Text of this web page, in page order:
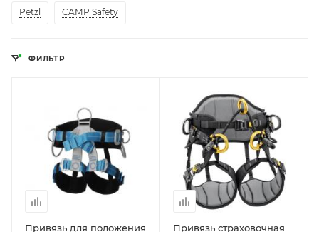
Petzl CAMP Safety
ФИЛЬТР
Привязь для положения
Привязь страховочная